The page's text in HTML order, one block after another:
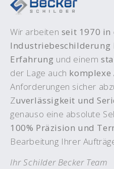
Wir arbeiten seit 1970 in
Industriebeschilderung
Erfahrung und einem
der Lage auch komplexe
Anforderungen sicher
Zuverlässigkeit und
genauso eine absolute
100% Präzision und
Bearbeitung Ihrer
Ihr Schilder Becker Team